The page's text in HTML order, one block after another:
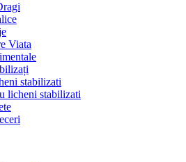
Viata
stabilizati
licheni stabilizati